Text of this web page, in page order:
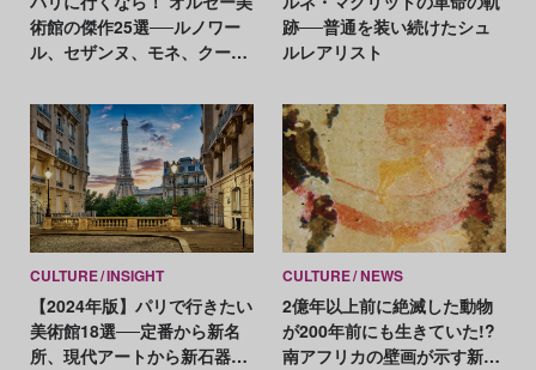
術館の傑作25選──ルノワー
ル、セザンヌ、モネ、クール
ッキ見！
跡──普通を装い続けたシュ
ルレアリスト
CULTURE INSIGHT
【2024年版】パリで行きたい
美術館18選──定番から新名
所、現代アートから新石器時
CULTURE NEWS
2億年以上前に絶滅した動物
が200年前にも生きていた!?
南アフリカの壁画が示す新た